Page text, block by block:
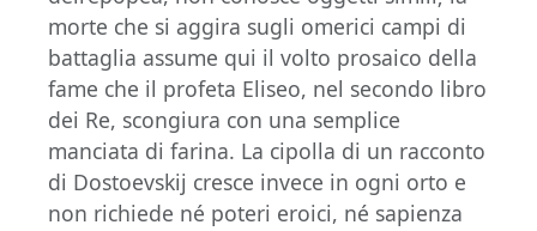
morte che si aggira sugli omerici campi di
battaglia assume qui il volto prosaico della
fame che il profeta Eliseo, nel secondo libro
dei Re, scongiura con una semplice
manciata di farina. La cipolla di un racconto
di Dostoevskij cresce invece in ogni orto e
non richiede né poteri eroici, né sapienza